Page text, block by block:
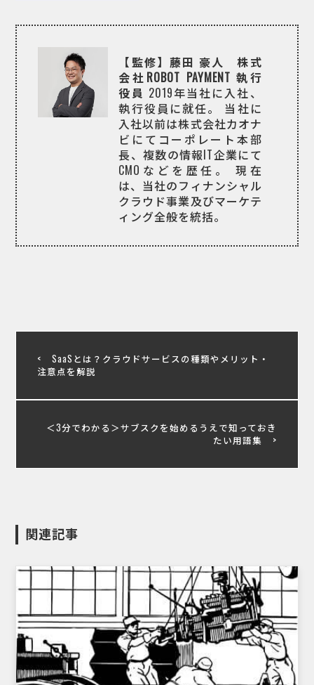
【監修】藤田 豪人 株式
会社ROBOT PAYMENT 執行
役員 2019年当社に入社、
執行役員に就任。
当社に
入社以前は株式会社カオナ
ビにてコーポレート本部
長、複数の情報IT企業にて
CMOなどを歴任。
現在
は、当社のフィナンシャル
クラウド事業及びマーケテ
ィング全般を統括。
SaaSとは？クラウドサービスの種類やメリット・
注意点を解説
＜3分でわかる＞サブスクを始めるうえで知っておき
たい用語集
関連記事